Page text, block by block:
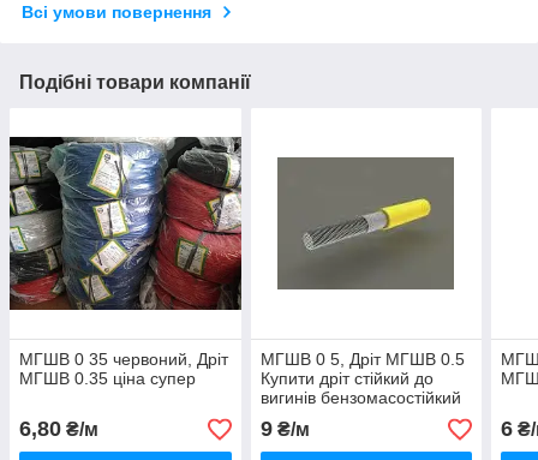
Всі умови повернення
Подібні товари компанії
МГШВ 0 35 червоний, Дріт
МГШВ 0.35 ціна супер
6,80 ₴/м
МГШВ 0 5, Дріт МГШВ 0.5
Купити дріт стійкий до
вигинів бензомасостійкий
9₴/м 6